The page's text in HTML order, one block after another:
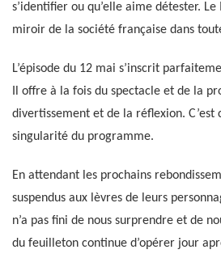
s’identifier ou qu’elle aime détester.
miroir de la société française dans
L’épisode du 12 mai s’inscrit
Il offre à la fois du spectacle et de la
divertissement et de la réflexion.
singularité du programme.
En attendant les prochains
suspendus aux lèvres de leurs
n’a pas fini de nous surprendre et de
du feuilleton continue d’opérer jour